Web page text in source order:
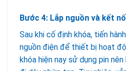
Bước 4: Lắp nguồn và kết
Sau khi cố định khóa, tiến
nguồn điện để thiết bị hoạt
khóa hiện nay sử dụng pin